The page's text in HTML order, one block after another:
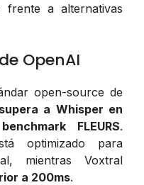
frente a alternativas
OpenAI
open-source de
a Whisper en
FLEURS.
optimizado para
mientras Voxtral
a 200ms.